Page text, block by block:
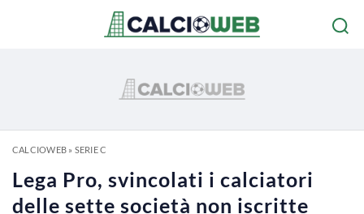
CALCIOWEB» SERIE C
Lega Pro, svincolati i calciatori
delle sette società non iscritte